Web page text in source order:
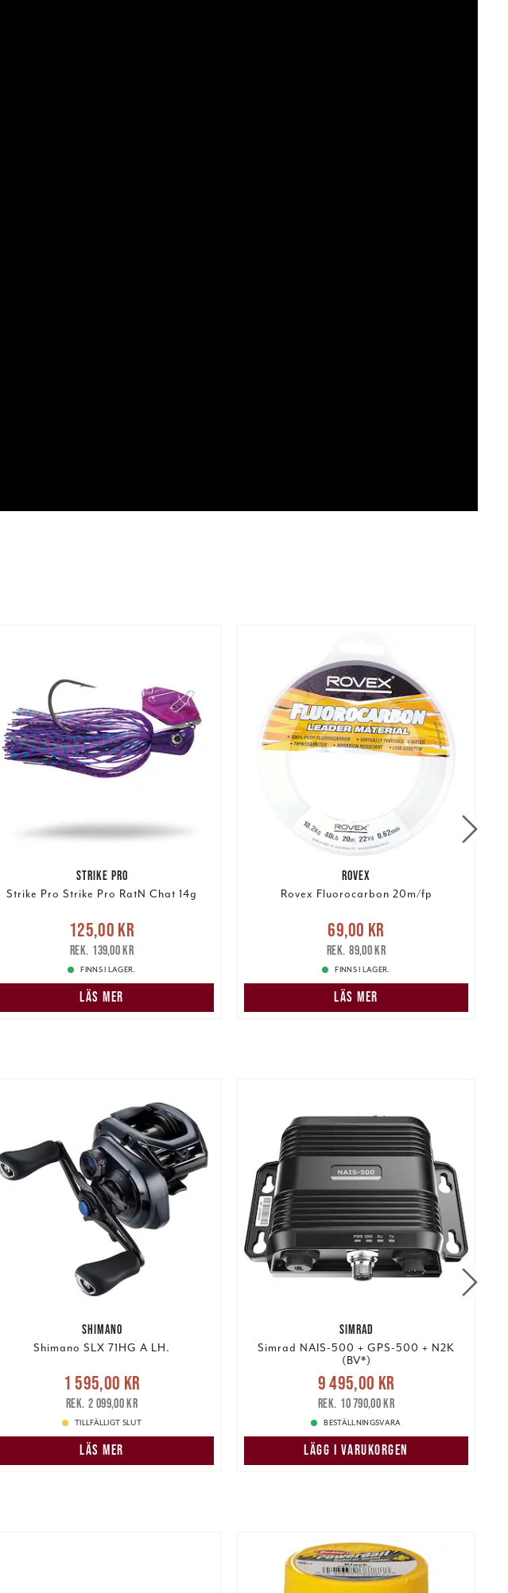
STRIKE PRO
Strike Pro Strike Pro RatN Chat 14g
Nuvarande pris
Tidigare pris
125,00 kr
139,00 kr
FINNS I LAGER.
LÄS MER
ROVEX
Rovex Fluorocarbon 20m/fp
Nuvarande pris :69,00 kr
pris: 89,00 kr
69,00 kr
89,00 kr
FINNS I LAGER.
LÄS MER
SHIMANO
Shimano SLX 71HG A LH.
Nuvarande pris
1 595,00 krTidigare pris
2 099,00 kr
1 595,00 kr
2 099,00 kr
TILLFÄLLIGT SLUT
LÄS MER
SIMRAD
Simrad NAIS-500 + GPS-500 + N2K
(BV*)
Nuvarande pris
9 495,00 krTidigare pris
10 790,00 kr
9 495,00 kr
10 790,00 kr
BESTÄLLNINGSVARA
LÄGG I VARUKORGEN